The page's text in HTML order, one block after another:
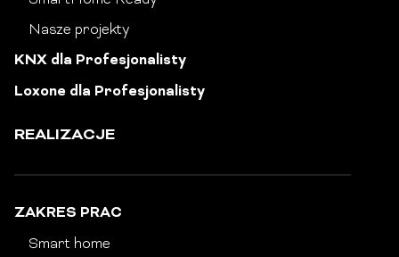
Nasze projekty
KNX dla Profesjonalisty
Loxone dla Profesjonalisty
REALIZACJE
ZAKRES PRAC
Smart home